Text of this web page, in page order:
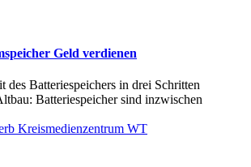
Geld verdienen
des Batteriespeichers in drei Schritten
Batteriespeicher sind inzwischen